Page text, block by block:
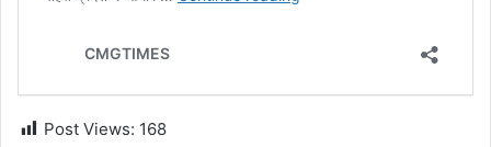
Post Views: 168